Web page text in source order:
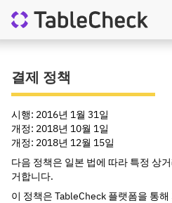
결제 정책
시행: 2016년 1월 31일
개정: 2018년 10월 1일
개정: 2018년 12월 15일
다음 정책은 일본 법에 따라 특정 상
거합니다.
이 정책은 TableCheck 플랫폼을 통